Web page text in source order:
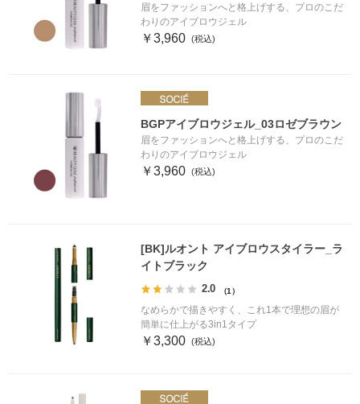
眉をファッションへと格上げする、プロのこだ
わりのアイブロウジェル
￥3,960
BGPアイブロウジェル_03ロゼブラウン
眉をファッションへと格上げする、プロのこだ
わりのアイブロウジェル
￥3,960
[BK]ルオント アイブロウスタイラー_ラ
イトブラック
2.0 （1）
なめらかで描きやすく、これ1本で理想の眉が
簡単に仕上がる3in1タイプ
￥3,300